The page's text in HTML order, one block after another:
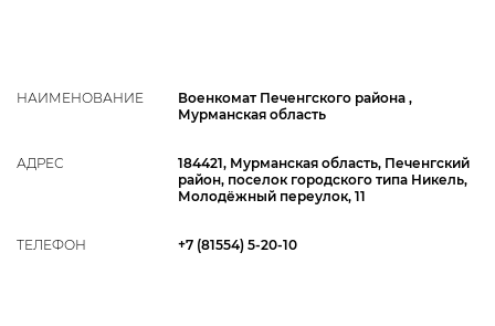
НАИМЕНОВАНИЕ
Военкомат Печенгского района ,
Мурманская область
АДРЕС
184421, Мурманская область, Печенгский
район, поселок городского типа Никель,
Молодёжный переулок, 11
ТЕЛЕФОН +7 (81554) 5-20-10